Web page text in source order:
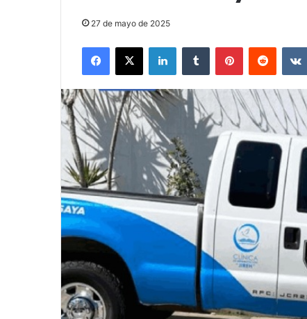
27 de mayo de 2025
Facebook
X LinkedInTumblr PinterestReddit